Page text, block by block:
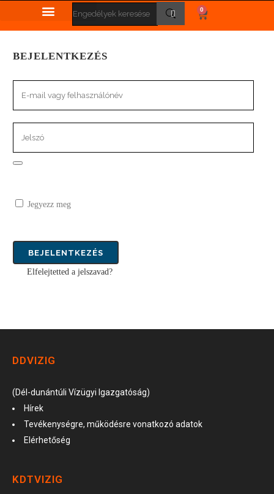
0
BEJELENTKEZÉS
Jegyezz meg
Elfelejtetted a jelszavad?
DDVIZIG
(Dél-dunántúli Vízügyi Igazgatóság)
Hírek
Tevékenységre, működésre vonatkozó adatok
Elérhetőség
KDTVIZIG